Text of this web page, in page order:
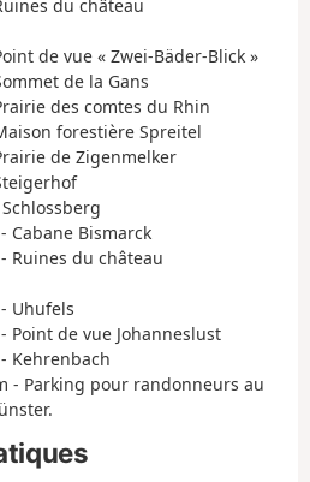
du château
de vue « Zwei-Bäder-Blick »
de la Gans
des comtes du Rhin
forestière Spreitel
de Zigenmelker
Cabane Bismarck
Ruines du château
Uhufels
Point de vue Johanneslust
Kehrenbach
- Parking pour randonneurs au